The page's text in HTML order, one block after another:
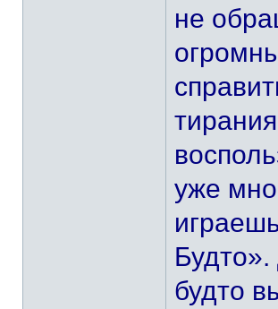
не
уже
будто